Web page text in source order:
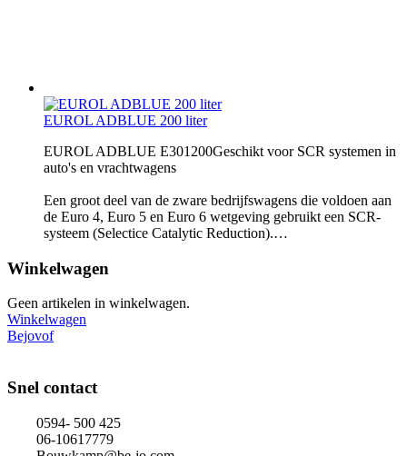
EUROL ADBLUE 200 liter
EUROL ADBLUE E301200Geschikt voor SCR systemen in
auto's en vrachtwagens
Een groot deel van de zware bedrijfswagens die voldoen aan
de Euro 4, Euro 5 en Euro 6 wetgeving gebruikt een SCR-
systeem (Selectice Catalytic Reduction).…
Winkelwagen
Geen artikelen in winkelwagen.
Winkelwagen
Bejovof
Snel contact
0594- 500 425
06-10617779